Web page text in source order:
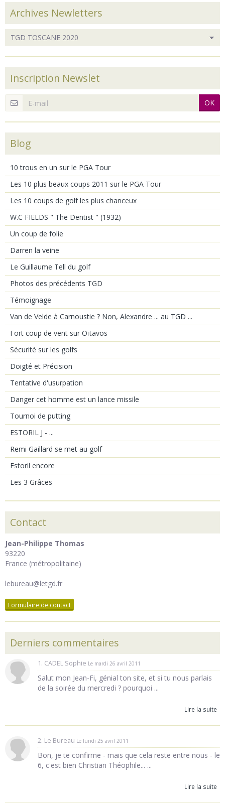
Archives Newletters
Inscription Newslet
OK
Blog
10 trous en un sur le PGA Tour
Les 10 plus beaux coups 2011 sur le PGA Tour
Les 10 coups de golf les plus chanceux
W.C FIELDS " The Dentist " (1932)
Un coup de folie
Darren la veine
Le Guillaume Tell du golf
Photos des précédents TGD
Témoignage
Van de Velde à Carnoustie ? Non, Alexandre ... au TGD ...
Fort coup de vent sur Oïtavos
Sécurité sur les golfs
Doigté et Précision
Tentative d'usurpation
Danger cet homme est un lance missile
Tournoi de putting
ESTORIL J - ...
Remi Gaillard se met au golf
Estoril encore
Les 3 Grâces
Contact
Jean-Philippe Thomas
93220
France (métropolitaine)
lebureau@letgd.fr
Formulaire de contact
Derniers commentaires
1. CADEL Sophie Le mardi 26 avril 2011
Salut mon Jean-Fi, génial ton site, et si tu nous parlais
de la soirée du mercredi ? pourquoi ...
Lire la suite
2. Le Bureau Le lundi 25 avril 2011
Bon, je te confirme - mais que cela reste entre nous - le
6, c'est bien Christian Théophile... ...
Lire la suite